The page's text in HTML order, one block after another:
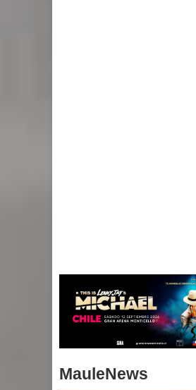
MauleNews